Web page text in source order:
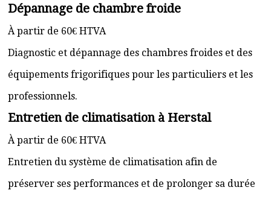
Dépannage de chambre froide
À partir de 60€ HTVA
Diagnostic et dépannage des chambres froides et des
équipements frigorifiques pour les particuliers et les
professionnels.
Entretien de climatisation à Herstal
À partir de 60€ HTVA
Entretien du système de climatisation afin de
préserver ses performances et de prolonger sa durée